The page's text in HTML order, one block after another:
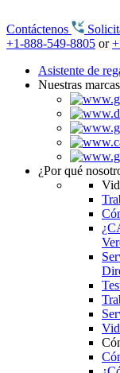
Contáctenos
+1-888-549-8805 or
Asistente de
Nuestras marcas
¿Por qué